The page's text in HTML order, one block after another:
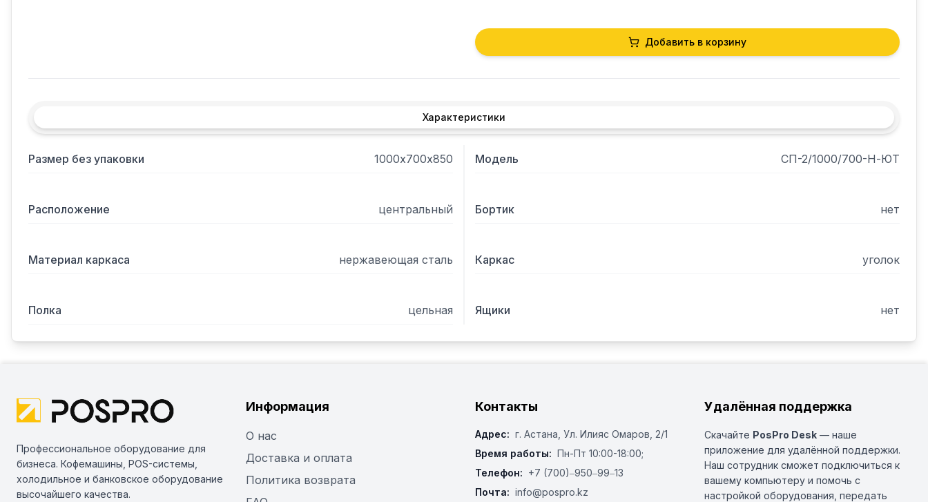
Добавить в корзину
Характеристики
Размер без упаковки 1000х700х850 Модель СП-2/1000/700-Н-ЮТ
Расположение центральный Бортик нет
Материал каркаса нержавеющая сталь Каркас уголок
Полка цельная Ящики нет
Профессиональное оборудование для
бизнеса. Кофемашины, POS-системы,
холодильное и банковское оборудование
высочайшего качества.
Информация
О нас
Доставка и оплата
Политика возврата
Контакты
Адрес: г. Астана, ​Ул. Илияс Омаров, 2/1
Время работы: Пн-Пт 10:00-18:00;
Телефон: +7 (700)‒950‒99‒13
Почта: info@pospro.kz
Удалённая поддержка
Скачайте PosPro Desk — наше
приложение для удалённой поддержки.
Наш сотрудник сможет подключиться к
вашему компьютеру и помочь с
настройкой оборудования, передать